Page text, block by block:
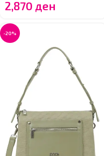
2,870 ден
-20%